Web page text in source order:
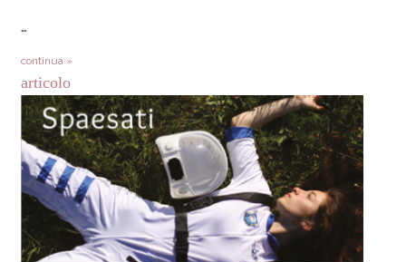
…
continua »
articolo